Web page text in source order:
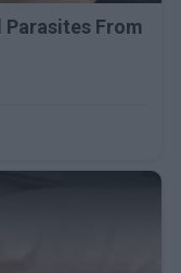
Parasites From